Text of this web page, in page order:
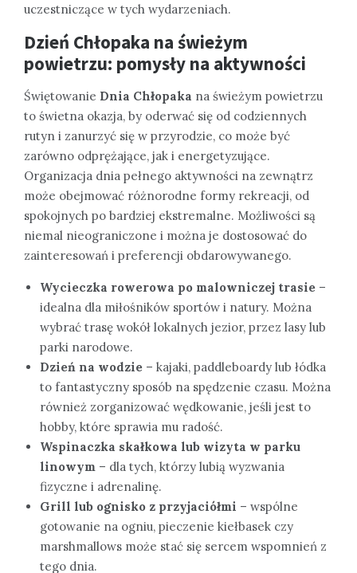
uczestniczące w tych wydarzeniach.
Dzień Chłopaka na świeżym
powietrzu: pomysły na aktywności
Świętowanie Dnia Chłopaka na świeżym powietrzu
to świetna okazja, by oderwać się od codziennych
rutyn i zanurzyć się w przyrodzie, co może być
zarówno odprężające, jak i energetyzujące.
Organizacja dnia pełnego aktywności na zewnątrz
może obejmować różnorodne formy rekreacji, od
spokojnych po bardziej ekstremalne. Możliwości są
niemal nieograniczone i można je dostosować do
zainteresowań i preferencji obdarowywanego.
Wycieczka rowerowa po malowniczej trasie –
idealna dla miłośników sportów i natury. Można
wybrać trasę wokół lokalnych jezior, przez lasy lub
parki narodowe.
Dzień na wodzie – kajaki, paddleboardy lub łódka
to fantastyczny sposób na spędzenie czasu. Można
również zorganizować wędkowanie, jeśli jest to
hobby, które sprawia mu radość.
Wspinaczka skałkowa lub wizyta w parku
linowym – dla tych, którzy lubią wyzwania
fizyczne i adrenalinę.
Grill lub ognisko z przyjaciółmi – wspólne
gotowanie na ogniu, pieczenie kiełbasek czy
marshmallows może stać się sercem wspomnień z
tego dnia.